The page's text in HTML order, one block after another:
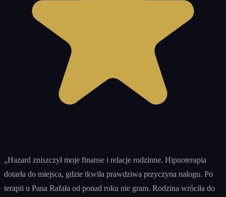
„Hazard zniszczył moje finanse i relacje rodzinne. Hipnoterapia
dotarła do miejsca, gdzie tkwiła prawdziwa przyczyna nałogu. Po
terapii u Pana Rafała od ponad roku nie gram. Rodzina wróciła do